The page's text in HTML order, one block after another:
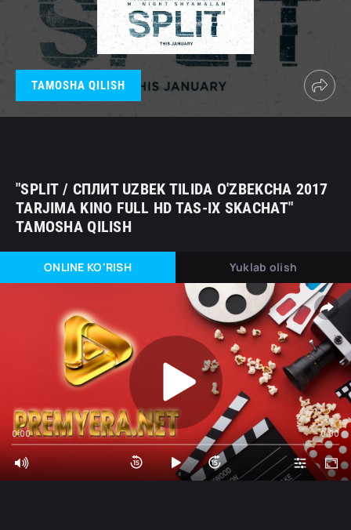
TAMOSHA QILISH
"SPLIT / СПЛИТ UZBEK TILIDA O'ZBEKCHA 2017
TARJIMA KINO FULL HD TAS-IX SKACHAT"
TAMOSHA QILISH
ONLINE KO'RISH Yuklab olish
0:00 0:00